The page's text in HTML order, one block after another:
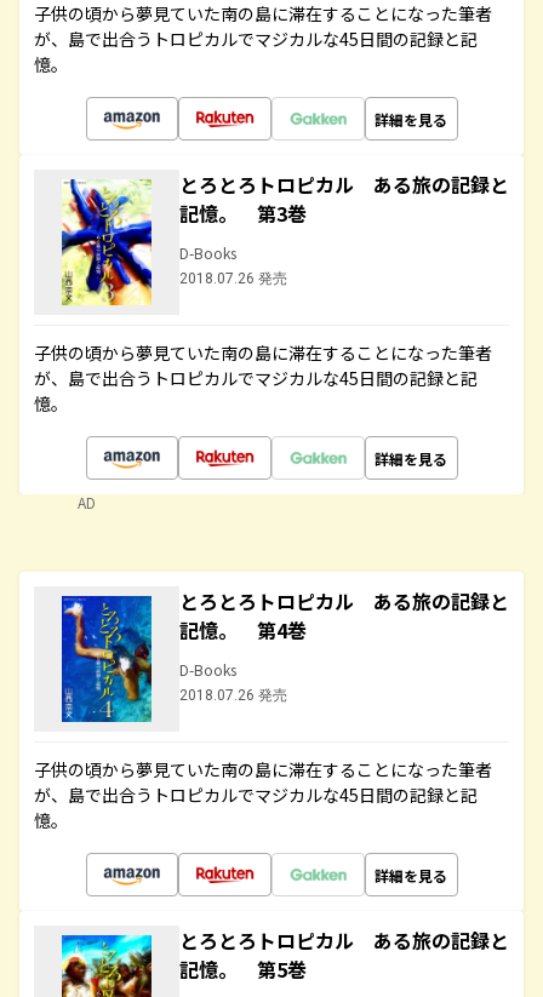
子供の頃から夢見ていた南の島に滞在することになった筆者
が、島で出合うトロピカルでマジカルな45日間の記録と記
憶。
詳細を見る
とろとろトロピカル ある旅の記録と
記憶。 第3巻
D-Books
2018.07.26 発売
子供の頃から夢見ていた南の島に滞在することになった筆者
が、島で出合うトロピカルでマジカルな45日間の記録と記
憶。
詳細を見る
AD
とろとろトロピカル ある旅の記録と
記憶。 第4巻
D-Books
2018.07.26 発売
子供の頃から夢見ていた南の島に滞在することになった筆者
が、島で出合うトロピカルでマジカルな45日間の記録と記
憶。
詳細を見る
とろとろトロピカル ある旅の記録と
記憶。 第5巻